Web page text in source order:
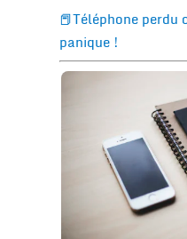
📕Téléphone perdu
panique !